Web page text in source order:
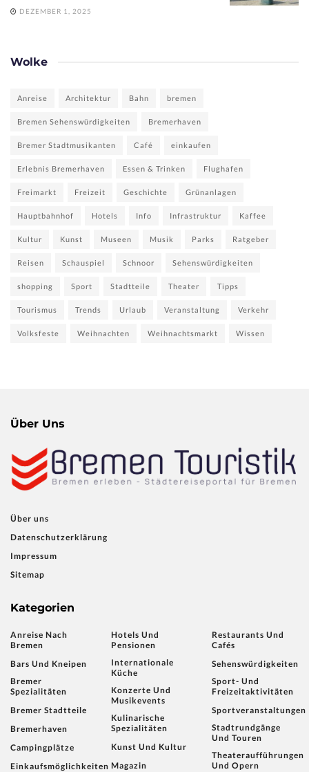
DEZEMBER 1, 2025
Wolke
Anreise Architektur Bahn bremen
Bremen Sehenswürdigkeiten Bremerhaven
Bremer Stadtmusikanten Café einkaufen
Erlebnis Bremerhaven Essen & Trinken Flughafen
Freimarkt Freizeit Geschichte Grünanlagen
Hauptbahnhof Hotels Info Infrastruktur Kaffee
Kultur Kunst Museen Musik Parks Ratgeber
Reisen Schauspiel Schnoor Sehenswürdigkeiten
shopping Sport Stadtteile Theater Tipps
Tourismus Trends Urlaub Veranstaltung Verkehr
Volksfeste Weihnachten Weihnachtsmarkt Wissen
Über Uns
Über uns
Datenschutzerklärung
Impressum
Sitemap
Kategorien
Anreise Nach
Bremen
Bars Und Kneipen
Bremer
Spezialitäten
Bremer Stadtteile
Bremerhaven
Campingplätze
Einkaufsmöglichkeiten
Hotels Und
Pensionen
Internationale
Küche
Konzerte Und
Musikevents
Kulinarische
Spezialitäten
Kunst Und Kultur
Magazin
Restaurants Und
Cafés
Sehenswürdigkeiten
Sport- Und
Freizeitaktivitäten
Sportveranstaltungen
Stadtrundgänge
Und Touren
Theateraufführungen
Und Opern